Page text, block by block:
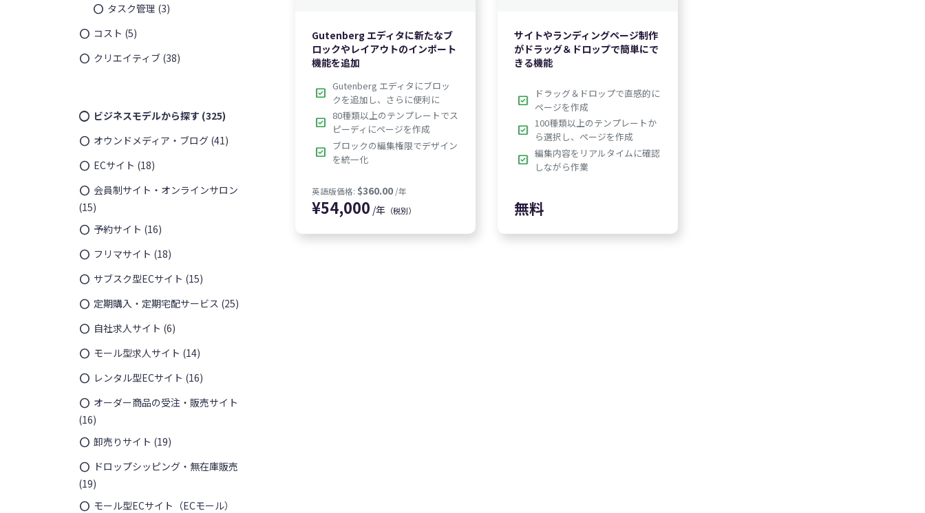
タスク管理 (3)
コスト (5)
クリエイティブ (38)
ビジネスモデルから探す (325)
オウンドメディア・ブログ (41)
ECサイト (18)
会員制サイト・オンラインサロン
(15)
予約サイト (16)
フリマサイト (18)
サブスク型ECサイト (15)
定期購入・定期宅配サービス (25)
自社求人サイト (6)
モール型求人サイト (14)
レンタル型ECサイト (16)
オーダー商品の受注・販売サイト
(16)
卸売りサイト (19)
ドロップシッピング・無在庫販売
(19)
モール型ECサイト（ECモール）
Gutenberg エディタに新たなブ
ロックやレイアウトのインポート
機能を追加
check_box Gutenberg エディタにブロッ
クを追加し、さらに便利に
check_box 80種類以上のテンプレートでス
ピーディにページを作成
check_box ブロックの編集権限でデザイン
を統一化
/年（税別）
サイトやランディングページ制作
がドラッグ＆ドロップで簡単にで
きる機能
check_box
ドラッグ＆ドロップで直感的に
ページを作成
check_box 100種類以上のテンプレートか
ら選択し、ページを作成
check_box 編集内容をリアルタイムに確認
しながら作業
無料